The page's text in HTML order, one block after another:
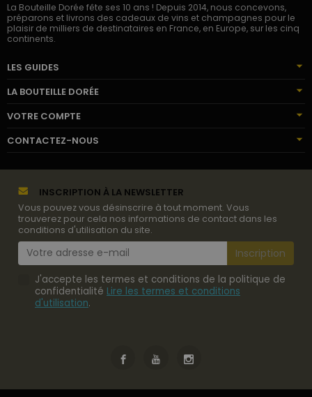
La Bouteille Dorée fête ses 10 ans ! Depuis 2014, nous concevons,
préparons et livrons des cadeaux de vins et champagnes pour le
plaisir de milliers de destinataires en France, en Europe, sur les cinq
continents.
LES GUIDES
LA BOUTEILLE DORÉE
VOTRE COMPTE
CONTACTEZ-NOUS
INSCRIPTION À LA NEWSLETTER
Vous pouvez vous désinscrire à tout moment. Vous
trouverez pour cela nos informations de contact dans les
conditions d'utilisation du site.
J'accepte les termes et conditions de la politique de
confidentialité Lire les termes et conditions
d'utilisation.